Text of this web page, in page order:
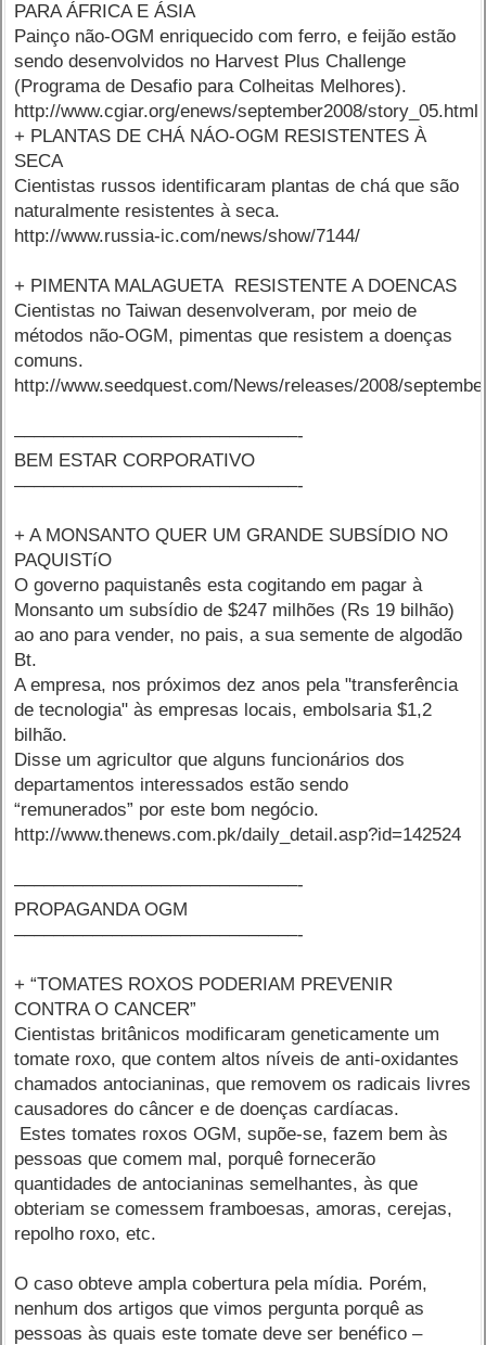
PARA ÁFRICA E ÁSIA
Painço não-OGM enriquecido com ferro, e feijão estão
sendo desenvolvidos no Harvest Plus Challenge
(Programa de Desafio para Colheitas Melhores).
http://www.cgiar.org/enews/september2008/story_05.html
+ PLANTAS DE CHÁ NÁO-OGM RESISTENTES À
SECA
Cientistas russos identificaram plantas de chá que são
naturalmente resistentes à seca.
http://www.russia-ic.com/news/show/7144/
+ PIMENTA MALAGUETA RESISTENTE A DOENCAS
Cientistas no Taiwan desenvolveram, por meio de
métodos não-OGM, pimentas que resistem a doenças
comuns.
http://www.seedquest.com/News/releases/2008/
–––––––––––––––––––––––––––––-
BEM ESTAR CORPORATIVO
–––––––––––––––––––––––––––––-
+ A MONSANTO QUER UM GRANDE SUBSÍDIO NO
PAQUISTíO
O governo paquistanês esta cogitando em pagar à
Monsanto um subsídio de $247 milhões (Rs 19 bilhão)
ao ano para vender, no pais, a sua semente de algodão
Bt.
A empresa, nos próximos dez anos pela "transferência
de tecnologia" às empresas locais, embolsaria $1,2
bilhão.
Disse um agricultor que alguns funcionários dos
departamentos interessados estão sendo
“remunerados” por este bom negócio.
http://www.thenews.com.pk/daily_detail.asp?id=142524
–––––––––––––––––––––––––––––-
PROPAGANDA OGM
–––––––––––––––––––––––––––––-
+ “TOMATES ROXOS PODERIAM PREVENIR
CONTRA O CANCER”
Cientistas britânicos modificaram geneticamente um
tomate roxo, que contem altos níveis de anti-oxidantes
chamados antocianinas, que removem os radicais livres
causadores do câncer e de doenças cardíacas.
Estes tomates roxos OGM, supõe-se, fazem bem às
pessoas que comem mal, porquê fornecerão
quantidades de antocianinas semelhantes, às que
obteriam se comessem framboesas, amoras, cerejas,
repolho roxo, etc.
O caso obteve ampla cobertura pela mídia. Porém,
nenhum dos artigos que vimos pergunta porquê as
pessoas às quais este tomate deve ser benéfico –